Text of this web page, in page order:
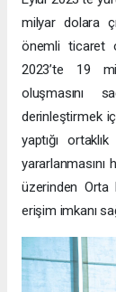
milyar dolara
önemli ticaret
2023’te 19
oluşmasını
derinleştirmek
yaptığı
üzerinden Orta
erişim imkanı